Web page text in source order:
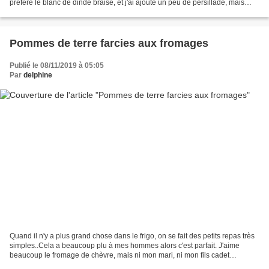
préféré le blanc de dinde braisé, et j'ai ajouté un peu de persillade, mais
Pommes de terre farcies aux fromages
Publié le 08/11/2019 à 05:05
Par delphine
Quand il n'y a plus grand chose dans le frigo, on se fait des petits repas très
simples..Cela a beaucoup plu à mes hommes alors c'est parfait. J'aime
beaucoup le fromage de chèvre, mais ni mon mari, ni mon fils cadet